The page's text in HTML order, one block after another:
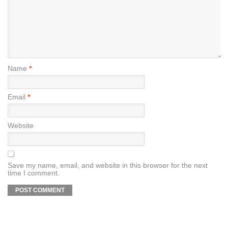
Name *
Email *
Website
Save my name, email, and website in this browser for the next
time I comment.